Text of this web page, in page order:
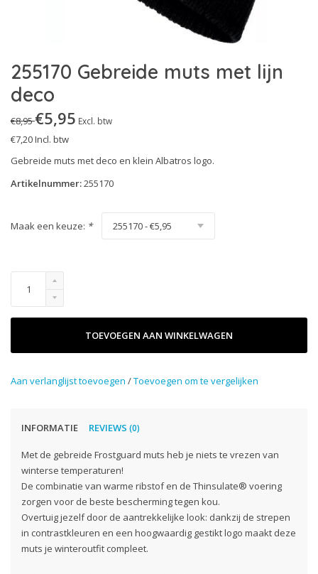
Urban Protect
White'n Service
Heritage
S7S
Uitleg Normering
255170 Gebreide muts met lijn
deco
€8,95€5,95 Excl. btw
€7,20Incl. btw
Gebreide muts met deco en klein Albatros logo.
Artikelnummer:255170
Maak een keuze: *
TOEVOEGEN AAN WINKELWAGEN
Aan verlanglijst toevoegen /Toevoegen om te vergelijken
INFORMATIE REVIEWS (0)
Met de gebreide Frostguard muts heb je niets te vrezen van
winterse temperaturen!
De combinatie van warme ribstof en de Thinsulate® voering
zorgen voor de beste bescherming tegen kou.
Overtuig jezelf door de aantrekkelijke look: dankzij de strepen
in contrastkleuren en een hoogwaardig gestikt logo maakt deze
muts je winteroutfit compleet.